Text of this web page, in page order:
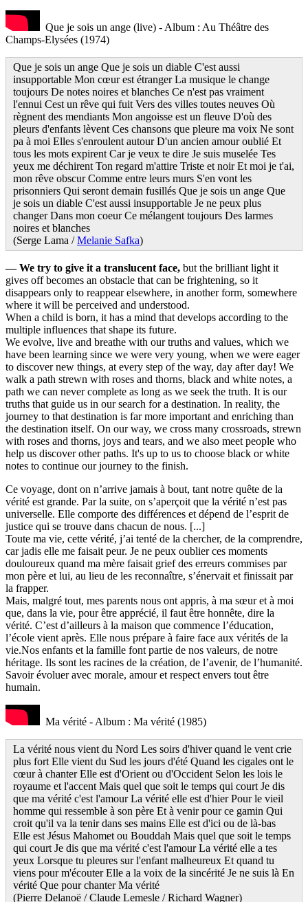
Que je sois un ange (live) - Album : Au Théâtre des
Champs-Elysées (1974)
Que je sois un ange Que je sois un diable C'est aussi
insupportable Mon cœur est étranger La musique le change
toujours De notes noires et blanches Ce n'est pas vraiment
l'ennui Cest un rêve qui fuit Vers des villes toutes neuves Où
règnent des mendiants Mon angoisse est un fleuve D'où des
pleurs d'enfants lèvent Ces chansons que pleure ma voix Ne sont
pa à moi Elles s'enroulent autour D'un ancien amour oublié Et
tous les mots expirent Car je veux te dire Je suis muselée Tes
yeux me déchirent Ton regard m'attire Triste et noir Et moi je t'ai,
mon rêve obscur Comme entre leurs murs S'en vont les
prisonniers Qui seront demain fusillés Que je sois un ange Que
je sois un diable C'est aussi insupportable Je ne peux plus
changer Dans mon coeur Ce mélangent toujours Des larmes
noires et blanches
(Serge Lama /Melanie Safka)
—We try to give it a translucent face, but the brilliant light it
gives off becomes an obstacle that can be frightening, so it
disappears only to reappear elsewhere, in another form, somewhere
where it will be perceived and understood.
When a child is born, it has a mind that develops according to the
multiple influences that shape its future.
We evolve, live and breathe with our truths and values, which we
have been learning since we were very young, when we were eager
to discover new things, at every step of the way, day after day! We
walk a path strewn with roses and thorns, black and white notes, a
path we can never complete as long as we seek the truth. It is our
truths that guide us in our search for a destination. In reality, the
journey to that destination is far more important and enriching than
the destination itself. On our way, we cross many crossroads, strewn
with roses and thorns, joys and tears, and we also meet people who
help us discover other paths. It's up to us to choose black or white
notes to continue our journey to the finish.
Ce voyage, dont on n’arrive jamais à bout, tant notre quête de la
vérité est grande. Par la suite, on s’aperçoit que la vérité n’est pas
universelle. Elle comporte des différences et dépend de l’esprit de
justice qui se trouve dans chacun de nous. [...]
Toute ma vie, cette vérité, j’ai tenté de la chercher, de la comprendre,
car jadis elle me faisait peur. Je ne peux oublier ces moments
douloureux quand ma mère faisait grief des erreurs commises par
mon père et lui, au lieu de les reconnaître, s’énervait et finissait par
la frapper.
Mais, malgré tout, mes parents nous ont appris, à ma sœur et à moi
que, dans la vie, pour être apprécié, il faut être honnête, dire la
vérité. C’est d’ailleurs à la maison que commence l’éducation,
l’école vient après. Elle nous prépare à faire face aux vérités de la
vie.Nos enfants et la famille font partie de nos valeurs, de notre
héritage. Ils sont les racines de la création, de l’avenir, de l’humanité.
Savoir évoluer avec morale, amour et respect envers tout être
humain.
Ma vérité - Album : Ma vérité (1985)
La vérité nous vient du Nord Les soirs d'hiver quand le vent crie
plus fort Elle vient du Sud les jours d'été Quand les cigales ont le
cœur à chanter Elle est d'Orient ou d'Occident Selon les lois le
royaume et l'accent Mais quel que soit le temps qui court Je dis
que ma vérité c'est l'amour La vérité elle est d'hier Pour le vieil
homme qui ressemble à son père Et à venir pour ce gamin Qui
croit qu'il va la tenir dans ses mains Elle est d'ici ou de là-bas
Elle est Jésus Mahomet ou Bouddah Mais quel que soit le temps
qui court Je dis que ma vérité c'est l'amour La vérité elle a tes
yeux Lorsque tu pleures sur l'enfant malheureux Et quand tu
viens pour m'écouter Elle a la voix de la sincérité Je ne suis là En
vérité Que pour chanter Ma vérité
(Pierre Delanoë / Claude Lemesle / Richard Wagner)